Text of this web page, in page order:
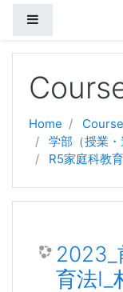
Home
学部（授業・
R5家庭科教育
2023_
育法Ⅰ_